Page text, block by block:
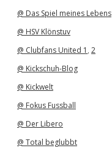
@ Das Spiel meines Lebens
@ HSV Klönstuv
@ Clubfans United 1 , 2
@ Kickschuh-Blog
@ Kickwelt
@ Fokus Fussball
@ Der Libero
@ Total beglubbt